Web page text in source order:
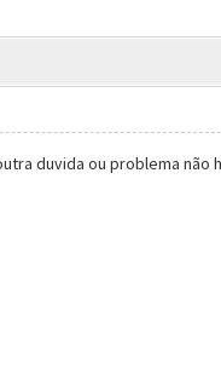
duvida ou problema não